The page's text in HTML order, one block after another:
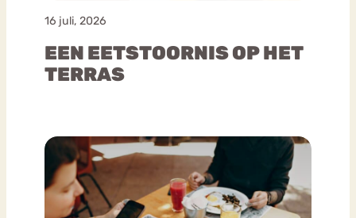
16 juli, 2026
EEN EETSTOORNIS OP HET
TERRAS